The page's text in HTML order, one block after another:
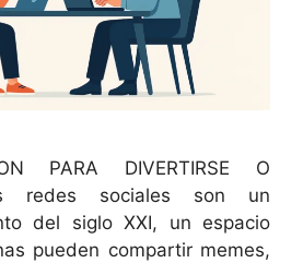
PARA DIVERTIRSE O
redes sociales son un
del siglo XXI, un espacio
pueden compartir memes,